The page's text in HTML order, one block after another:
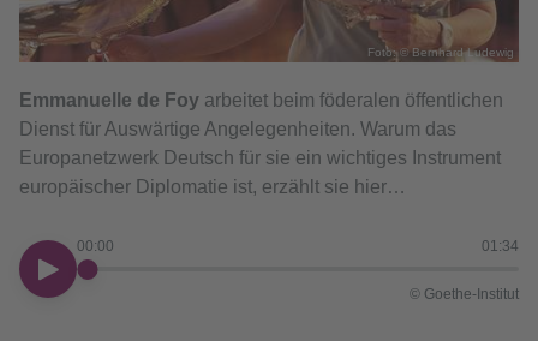
Foto: © Bernhard Ludewig
Emmanuelle de Foy arbeitet beim föderalen öffentlichen
Dienst für Auswärtige Angelegenheiten. Warum das
Europanetzwerk Deutsch für sie ein wichtiges Instrument
europäischer Diplomatie ist, erzählt sie hier…
00:00 01:34
00:00
© Goethe-Institut